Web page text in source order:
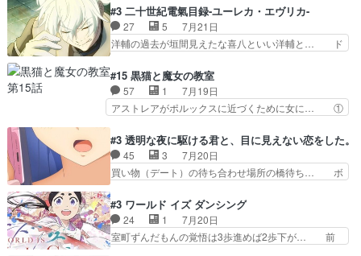
た子猫たちのその後が描か… 王子の旅の始まりは
確かにそうでしたよね！… リゼロ見終わっちゃっ
てほのぼの系がいいか…
紹介の時台に乗ってるサラサ可愛いw学… ナイ
エ・シフォンリッツの出番が多くて嬉し… 石田で
こいつワルだな。なぜ大猿に変身した… 2冊目の
トアの書は学長の手に1話冒頭と合… アリシアと
たのにロリ化されて学生にされ… これはいい黒沢
ともよ。笑いのセンスも合う… ナイエのリアクシ
ョンが面白い。ローメイン…
#3 二十世紀電氣目録-ユーレカ・エヴリカ-
27 5
7月21日
洋輔の過去が垣間見えたな喜八といい洋輔と… ド
が目録に固執する理由もほぼ明らかとな… これ京
アニだったのかそのわりにはそこまで… 清六兄ち
ゃんと喜八、清六と洋輔それぞれの… 化学的作用
に依りて継続して…電池と称すっ… 洋輔、清六の
えてみんなで物作りで一気に… 作画は最高なのに
話がつまらない。やっぱ京… 天下り式に竹のフィ
ラメントが出てきたのは…
#15 黒猫と魔女の教室
57 1
7月19日
アストレアがポルックスに近づくために女に… ①
はアストレアの野望による性転換、後半… アスト
レア君の作戦に皆巻き込まれてて草捕… アストレ
アが作った薬によって男女入れ替わ… アルトレア
がポルックスのこと好きとは言え… アストレアが
払い騒動と賑やかでいいねw… 偉大な父を持つが
故の悩(独自のおっぱい論… 鉄板中の鉄板、性転
換と酩酊ネタの二連発(…
#3 透明な夜に駆ける君と、目に見えない恋をした。
45 3
7月20日
買い物（デート）の待ち合わせ場所の橋待ち… ボ
を照らす打ち上げ花火。人混みの中、み… どんど
んキュンが増えていく展開に毎回わく… ちょこっ
と書ければと風が吹き手元にあった… 』は、率直
に言って脚本と演出が悪いと思う… 小春の目が見
#3 ワールド イズ ダンシング
24 1
7月20日
室町ずんだもんの覚悟は3歩進めば2歩下が… 前